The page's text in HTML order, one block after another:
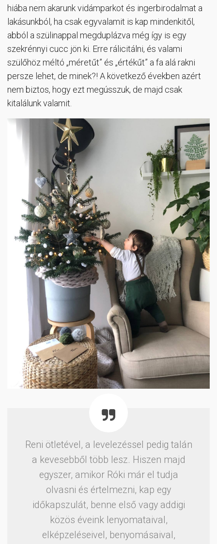
hiába nem akarunk vidámparkot és ingerbirodalmat a
lakásunkból, ha csak egyvalamit is kap mindenkitől,
abból a szülinappal megduplázva még így is egy
szekrénnyi cucc jön ki. Erre rálicitálni, és valami
szülőhöz méltó „méretűt” és „értékűt” a fa alá rakni
persze lehet, de minek?! A következő években azért
nem biztos, hogy ezt megússzuk, de majd csak
kitalálunk valamit.
Reni ötletével, a levelezéssel pedig talán
a kevesebből több lesz. Hiszen majd
egyszer, amikor Róki már el tudja
olvasni és értelmezni, kap egy
időkapszulát, benne első vagy addigi
közös éveink lenyomataival,
elképzeléseivel, benyomásaival,